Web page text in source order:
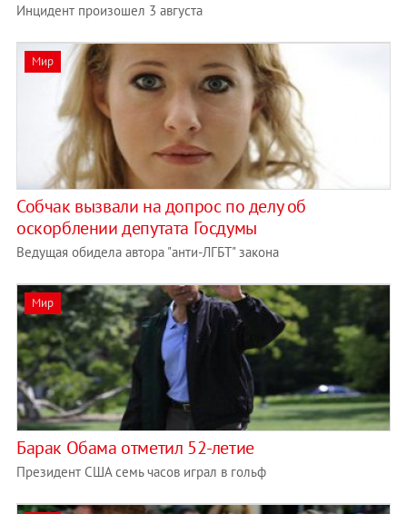
Инцидент произошел 3 августа
Мир
Собчак вызвали на допрос по делу об
оскорблении депутата Госдумы
Ведущая обидела автора "анти-ЛГБТ" закона
Мир
Барак Обама отметил 52-летие
Президент США семь часов играл в гольф